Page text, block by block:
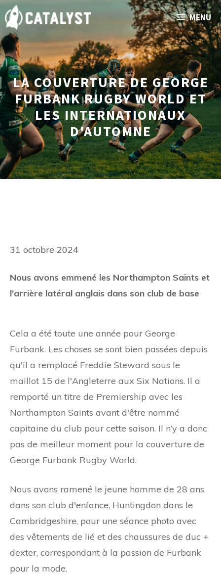
Aller
au
contenu
MENU
LA COUVERTURE DE GEORGE
FURBANK RUGBY WORLD ET
LES INTERNATIONAUX
D'AUTOMNE
31 octobre 2024
Nous avons emmené les Northampton Saints et
l'arrière latéral anglais dans son club de base
Cela a été toute une année pour George
Furbank. Les choses se sont bien passées depuis
qu'il a remplacé Freddie Steward sous le
maillot 15 de l'Angleterre aux Six Nations. Il a
remporté un titre de Premiership avec les
Northampton Saints avant d'être nommé
capitaine du club pour cette saison. Il n’y a donc
pas de meilleur moment pour la couverture de
George Furbank Rugby World.
Nous avons ramené le jeune homme de 28 ans
dans son club d'enfance, Huntingdon dans le
Cambridgeshire, pour une séance photo avec
des vêtements de lié et des chaussures de duc +
dexter, correspondant à la passion de Furbank
pour la mode.